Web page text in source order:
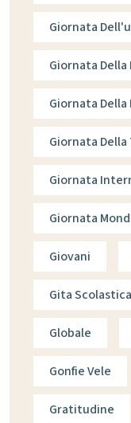
Giornata
Giornata
Giornata Della
Giornata Della
Giornata
Giornata
Giovani
Gita Scolastica
Globale
Gonfie Vele
Gratitudine